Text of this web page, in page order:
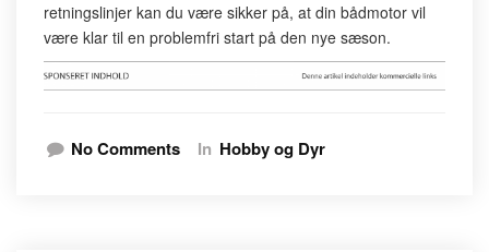
retningslinjer kan du være sikker på, at din bådmotor vil
være klar til en problemfri start på den nye sæson.
No Comments In Hobby og Dyr